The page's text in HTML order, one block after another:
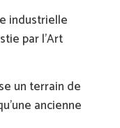
industrielle
par l’Art
un terrain de
ancienne